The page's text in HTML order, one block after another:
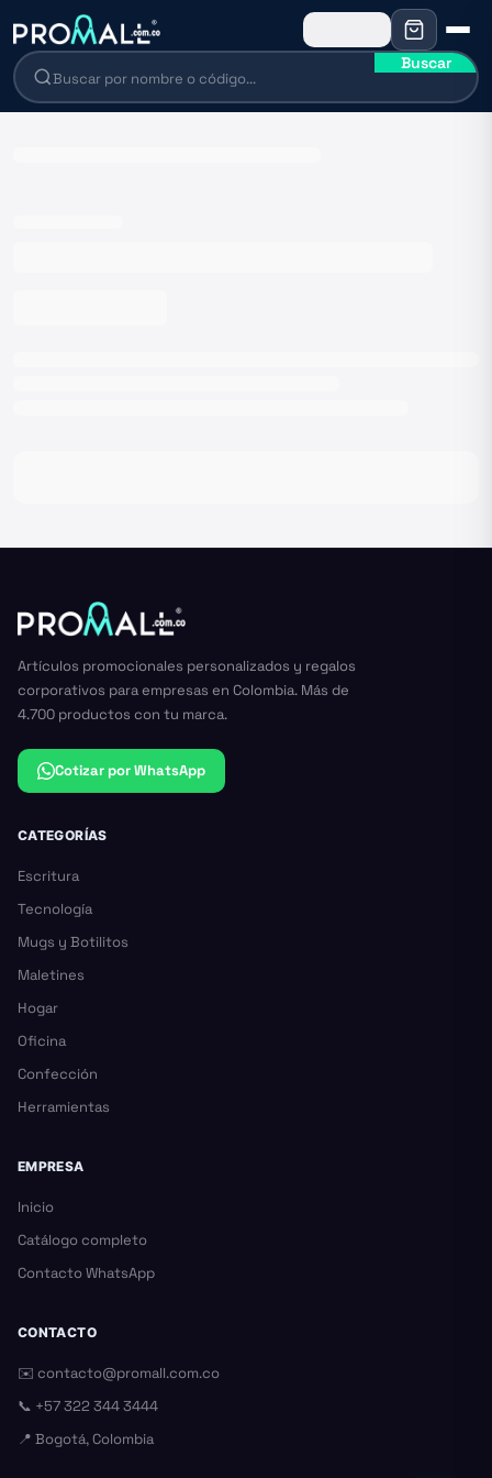
Buscar
Artículos promocionales personalizados y regalos
corporativos para empresas en Colombia. Más de
4.700 productos con tu marca.
Cotizar por WhatsApp
CATEGORÍAS
Escritura
Tecnología
Mugs y Botilitos
Maletines
Hogar
Oficina
Confección
Herramientas
EMPRESA
Inicio
Catálogo completo
Contacto WhatsApp
CONTACTO
✉️ contacto@promall.com.co
📞 +57 322 344 3444
📍 Bogotá, Colombia